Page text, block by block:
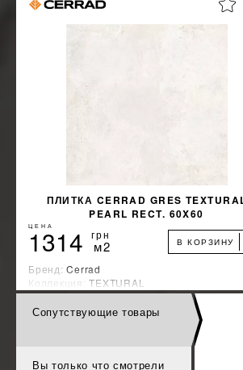
УЗНАТЬ СВОЮ СКИДКУ
ПЛИТКА CERRAD GRES
PEARL RECT. 60X60
ЦЕНА
1314 грн
м2 В КОРЗИНУ
Бренд:Cerrad
Коллекция:TEXTURAL
Страна-производитель:Польша
УЗНАТЬ СВОЮ СКИДКУ
КУПИТЬ
Сопутствующие товары
Вы только что смотрели